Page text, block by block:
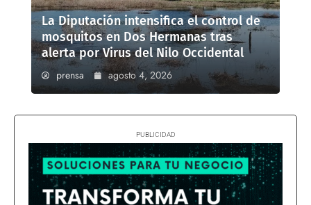
La Diputación intensifica el control de
mosquitos en Dos Hermanas tras
alerta por Virus del Nilo Occidental
prensa agosto 4, 2026